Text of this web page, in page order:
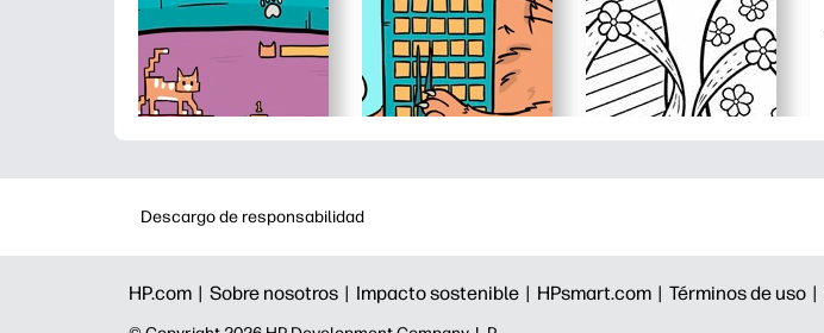
Descargo de responsabilidad
HP.com | Sobre nosotros | Impacto sostenible | HPsmart.com | Términos de uso |